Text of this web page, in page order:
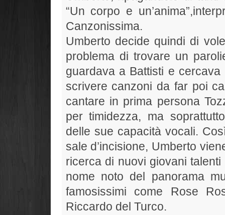
“Un corpo e
Canzonissima.
Umberto decide quindi di
problema di trovare un
guardava a Battisti e
scrivere canzoni da far poi
cantare in prima persona
per timidezza, ma
delle sue capacità vocali.
sale d’incisione, Umberto
ricerca di nuovi giovani
nome noto del panorama
famosissimi come Rose
Riccardo del Turco.